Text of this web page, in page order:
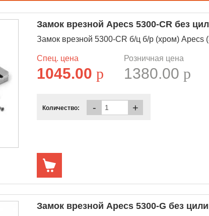
Замок врезной Apecs 5300-CR без
Замок врезной 5300-CR б/ц б/р (хром) Apecs
Спец. цена
1045.00p
Розничная цена
1380.00p
Количество: - +
Замок врезной Apecs 5300-G без